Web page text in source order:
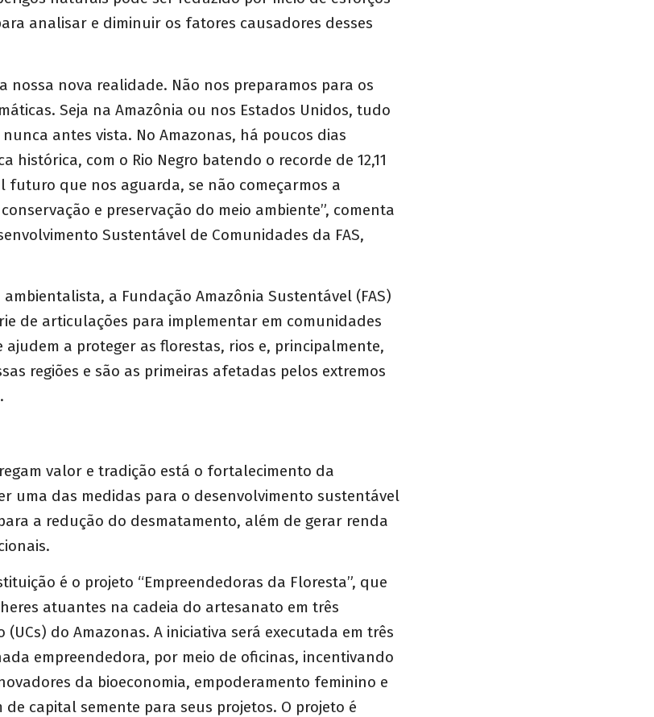
analisar e diminuir os fatores causadores desses
nossa nova realidade. Não nos preparamos para os
Seja na Amazônia ou nos Estados Unidos, tudo
antes vista. No Amazonas, há poucos dias
histórica, com o Rio Negro batendo o recorde de 12,11
futuro que nos aguarda, se não começarmos a
e preservação do meio ambiente”, comenta
Sustentável de Comunidades da FAS,
a Fundação Amazônia Sustentável (FAS)
de articulações para implementar em comunidades
ajudem a proteger as florestas, rios e, principalmente,
regiões e são as primeiras afetadas pelos extremos
valor e tradição está o fortalecimento da
uma das medidas para o desenvolvimento sustentável
a redução do desmatamento, além de gerar renda
é o projeto “Empreendedoras da Floresta”, que
atuantes na cadeia do artesanato em três
(UCs) do Amazonas. A iniciativa será executada em três
empreendedora, por meio de oficinas, incentivando
da bioeconomia, empoderamento feminino e
capital semente para seus projetos. O projeto é